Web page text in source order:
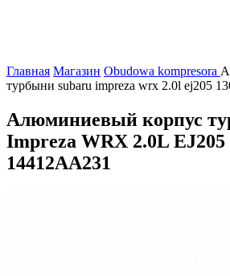
Главная Магазин Obudowa kompresora
турбыни subaru impreza wrx 2.0l ej205
Алюминиевый корпус
Impreza WRX 2.0L EJ205
14412AA231